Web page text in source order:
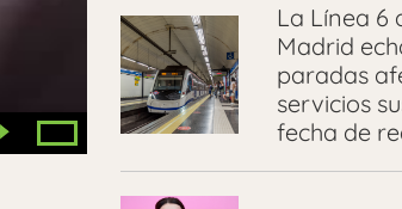
La Línea 6
Madrid
paradas
servicios
fecha de